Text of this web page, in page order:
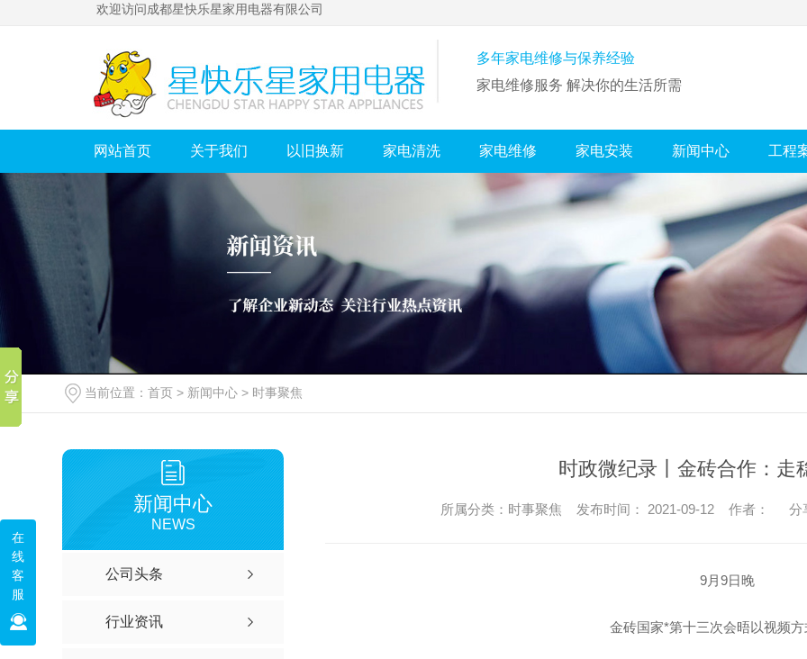
欢迎访问成都星快乐星家用电器有限公司
多年家电维修与保养经验
家电维修服务 解决你的生活所需
网站首页 关于我们 以旧换新 家电清洗 家电维修 家电安装 新闻中心 工程
当前位置： 首页 > 新闻中心 > 时事聚焦
新闻中心
NEWS
公司头条
行业资讯
时政微纪录丨金砖合作：走
所属分类：时事聚焦 发布时间： 2021-09-12 作者： 分
9月9日晚
金砖国家*第十三次会晤以视频
在
线
客
服